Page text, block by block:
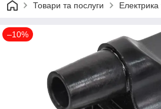
Товари та послуги Електрика
–10%